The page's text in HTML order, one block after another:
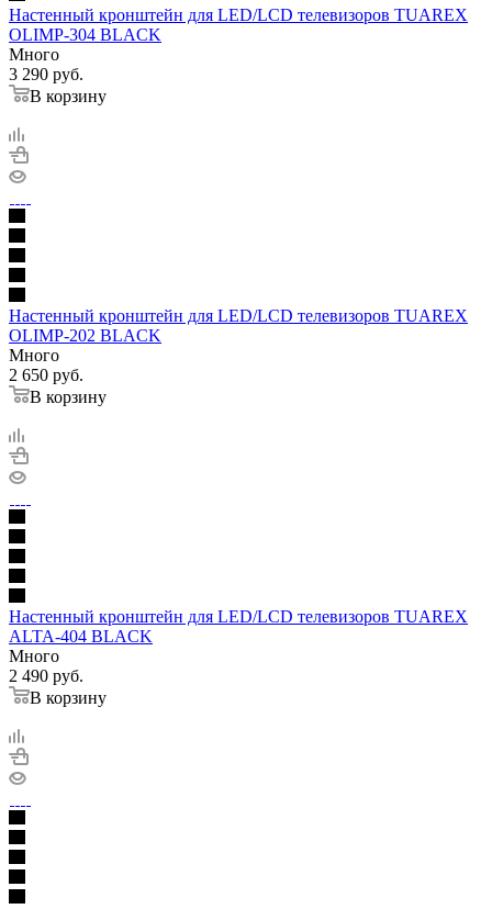
Настенный кронштейн для LED/LCD телевизоров TUAREX
OLIMP-304 BLACK
Много
3 290 руб.
В корзину
Настенный кронштейн для LED/LCD телевизоров TUAREX
OLIMP-202 BLACK
Много
2 650 руб.
В корзину
Настенный кронштейн для LED/LCD телевизоров TUAREX
ALTA-404 BLACK
Много
2 490 руб.
В корзину